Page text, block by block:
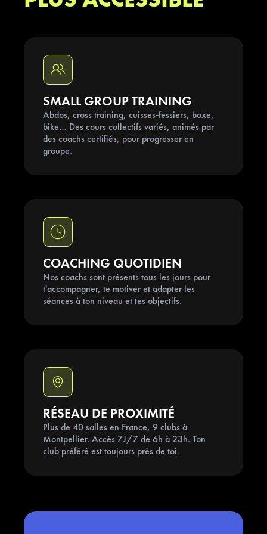
06
7
4
4
4
5
0
1
6
7
SMALL GROUP TRAINING
Abdos, cross training, cuisses-fessiers, boxe,
bike… Des cours collectifs variés, animés par
des coachs certifiés, pour progresser en
groupe.
COACHING QUOTIDIEN
Nos coachs sont présents tous les jours pour
t'accompagner, te motiver et adapter les
séances à ton niveau et tes objectifs.
RÉSEAU DE PROXIMITÉ
Plus de 40 salles en France, 9 clubs à
Montpellier. Accès 7J/7 de 6h à 23h. Ton
club préféré est toujours près de toi.